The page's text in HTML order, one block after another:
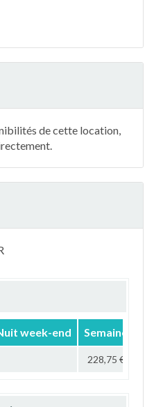
de cette location,
week-end Semaine
228,75 €